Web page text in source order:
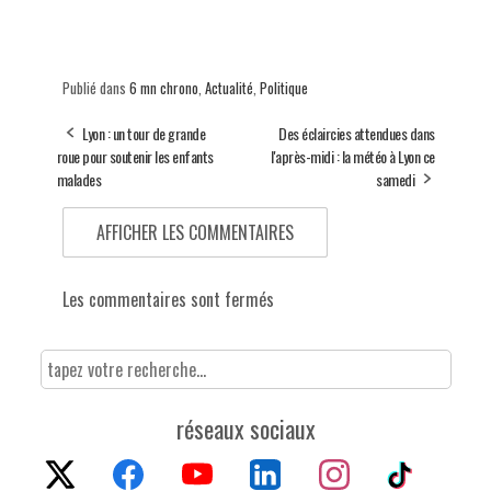
Publié dans 6 mn chrono Actualité Politique
Lyon : un tour de grande
roue pour soutenir les enfants
malades
Des éclaircies attendues dans
l'après-midi : la météo à Lyon ce
samedi
AFFICHER LES COMMENTAIRES
Les commentaires sont fermés
réseaux sociaux